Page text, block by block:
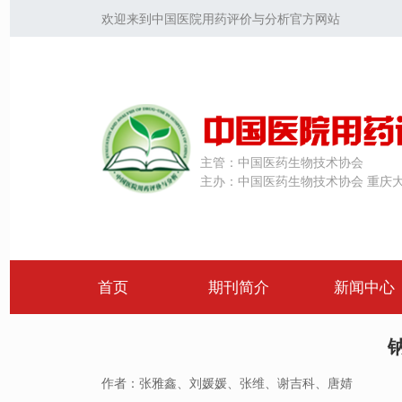
欢迎来到中国医院用药评价与分析官方网站
主管： 中国医药生物技术协会
主办： 中国医药生物技术协会 重庆
首页 期刊简介 新闻中心
作者：张雅鑫、刘媛媛、张维、谢吉科、唐婧